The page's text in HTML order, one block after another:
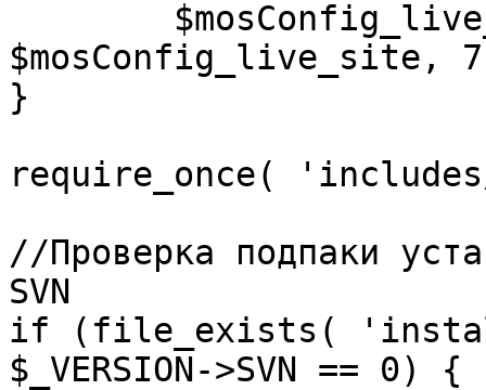
$mosConfig_live_site,
}
require_once(
//Проверка подпаки
SVN
if (file_exists(
$_VERSION->SVN == 0) {